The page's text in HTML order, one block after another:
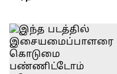
ரொக்கம் எவ்வளவு
தெரியுமா?